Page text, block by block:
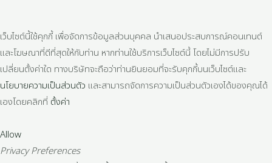
เว็บไซต์นี้ใช้คุกกี้ เพื่อจัดการข้อมูลส่วนบุคคล นำเสนอประสบการณ์คอนเทนต์
และโฆษณาที่ดีที่สุดให้กับท่าน หากท่านใช้บริการเว็บไซต์นี้ โดยไม่มีการปรับ
เปลี่ยนตั้งค่าใด ทางบริษัทจะถือว่าท่านยินยอมที่จะรับคุกกี้บนเว็บไซต์และ
นโยบายความเป็นส่วนตัว และสามารถจัดการความเป็นส่วนตัวเองได้ของคุณได้
เองโดยคลิกที่ ตั้งค่า
Allow
Privacy Preferences